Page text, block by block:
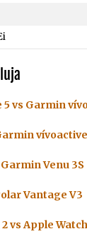
vs Garmin
Venu 3S
Vantage V3
vs Apple